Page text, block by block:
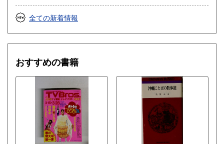
全ての新着情報
おすすめの書籍